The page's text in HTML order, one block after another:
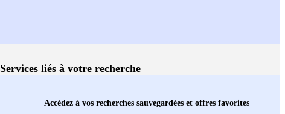
Services liés à votre recherche
Accédez à vos recherches sauvegardées et offres favorites